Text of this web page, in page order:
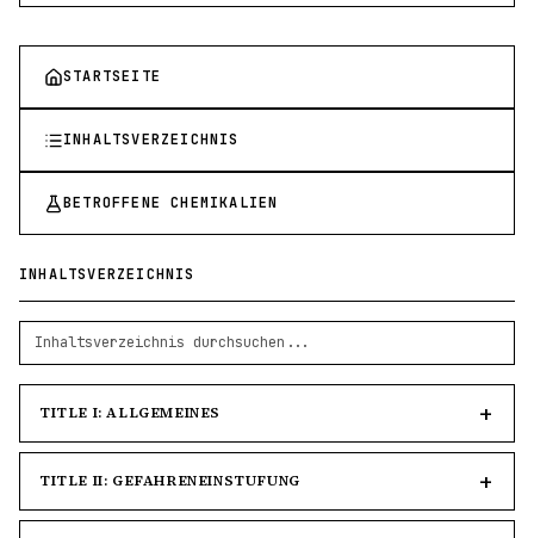
STARTSEITE
INHALTSVERZEICHNIS
BETROFFENE CHEMIKALIEN
INHALTSVERZEICHNIS
TITLE I: ALLGEMEINES
TITLE II: GEFAHRENEINSTUFUNG